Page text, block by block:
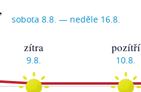
sobota 8.8. — neděle 16.8.
zítra
9.8.
pozítří
10.8.